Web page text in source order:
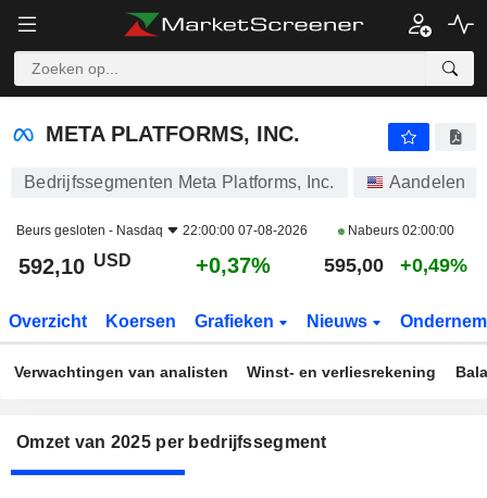
META PLATFORMS, INC.
META PLATFORMS, INC.
Bedrijfssegmenten Meta Platforms, Inc. Aandelen
Beurs gesloten - Nasdaq 22:00:00 07-08-2026 Nabeurs 02:00:00
592,10 USD +0,37% 595,00 +0,49%
Overzicht Koersen Grafieken Nieuws
Verwachtingen van analisten Winst- en verliesrekening
Omzet van 2025 per bedrijfssegment